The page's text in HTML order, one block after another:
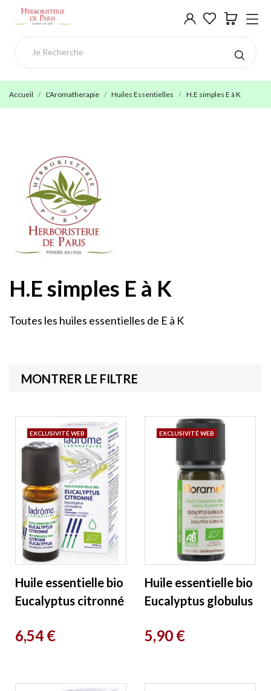
Accueil L'Aromatherapie Huiles Essentielles H.E simples E à K
H.E simples E à K
Toutes les huiles essentielles de E à K
MONTRER LE FILTRE
Huile essentielle bio
Eucalyptus citronné
Prix
6,54 €
EXCLUSIVITÉ WEB
Huile essentielle bio
Eucalyptus globulus
Prix
5,90 €
EXCLUSIVITÉ WEB